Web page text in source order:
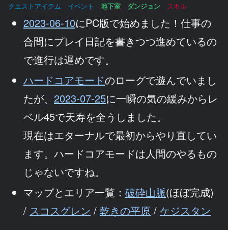
クエストアイテム イベント
地下室 ダンジョン スキル
2023-06-10にPC版で始めました！仕事の
合間にプレイ日記を書きつつ進めているの
で進行は遅めです。
ハードコアモードのローグで遊んでいまし
たが、 2023-07-25に一瞬の気の緩みからレ
ベル45で天寿を全うしました。
現在はエターナルで最初からやり直してい
ます。ハードコアモードは人間のやるもの
じゃないですね。
マップとエリア一覧： 破砕山脈(ほぼ完成)
/ スコスグレン / 乾きの平原 / ケジスタン